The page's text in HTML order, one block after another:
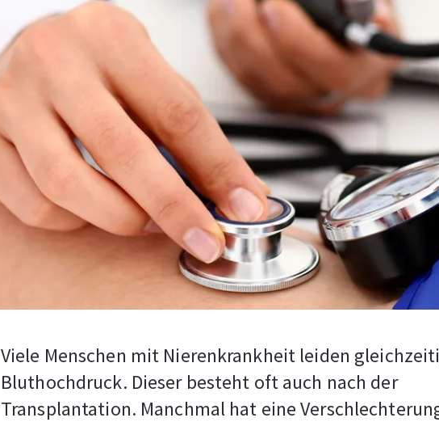
Viele Menschen mit Nierenkrankheit leiden
Bluthochdruck. Dieser besteht oft auch nach der
Transplantation. Manchmal hat eine